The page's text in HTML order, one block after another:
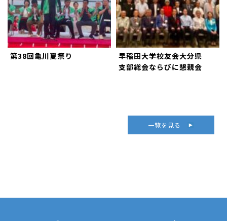
第38回亀川夏祭り
早稲田大学校友会大分県
支部総会ならびに懇親会
一覧を見る